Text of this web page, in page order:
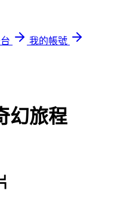
我的帳號
幻旅程